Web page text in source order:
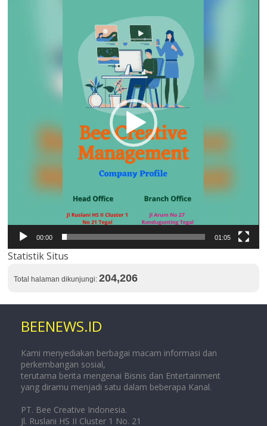
00:00 01:05
Statistik Situs
Total halaman dikunjungi:204,206
BEENEWS.ID
Kami menyediakan berbagai macam informasi dan
perkembangan sosial,
terutama berita mengenai Bisnis dan Entertainment
yang diramu menjadi satu dalam beberapa Kanal.
PT. Bee Creative Indonesia.
Jl. Ruslani HS II Cluster 1 No. 21